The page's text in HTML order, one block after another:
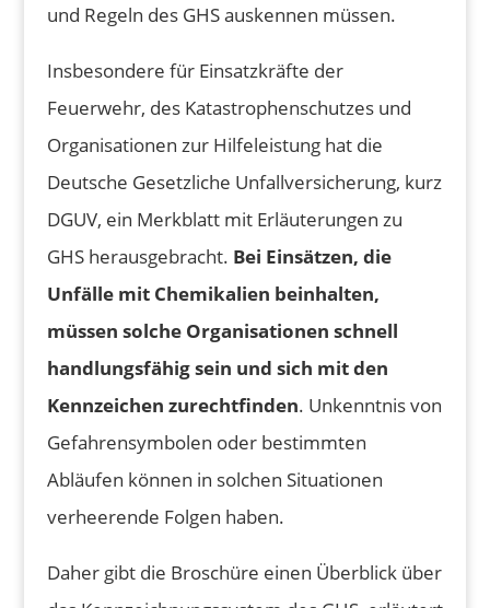
und Regeln des GHS auskennen müssen.
Insbesondere für Einsatzkräfte der
Feuerwehr, des Katastrophenschutzes und
Organisationen zur Hilfeleistung hat die
Deutsche Gesetzliche Unfallversicherung, kurz
DGUV, ein Merkblatt mit Erläuterungen zu
GHS herausgebracht. Bei Einsätzen, die
Unfälle mit Chemikalien beinhalten,
müssen solche Organisationen schnell
handlungsfähig sein und sich mit den
Kennzeichen zurechtfinden. Unkenntnis von
Gefahrensymbolen oder bestimmten
Abläufen können in solchen Situationen
verheerende Folgen haben.
Daher gibt die Broschüre einen Überblick über